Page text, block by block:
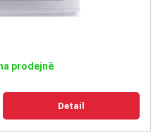
prodejně
Detail